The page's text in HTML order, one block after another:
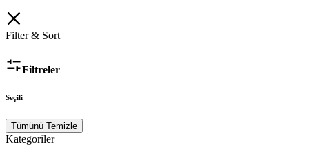
Filter & Sort
Filtreler
Seçili
Tümünü Temizle
Kategoriler